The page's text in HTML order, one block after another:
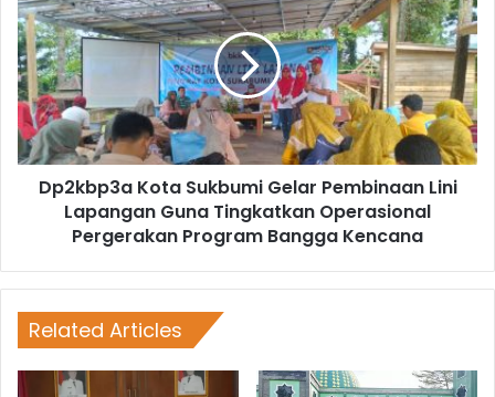
Dp2kbp3a Kota Sukbumi Gelar Pembinaan Lini
Lapangan Guna Tingkatkan Operasional
Pergerakan Program Bangga Kencana
Related Articles